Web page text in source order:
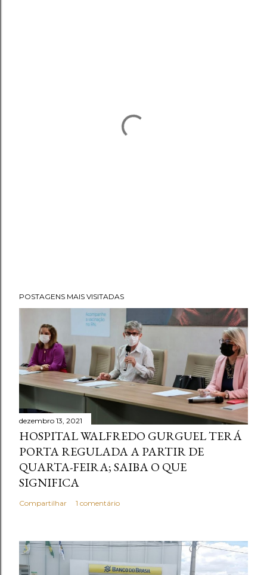
POSTAGENS MAIS VISITADAS
dezembro 13, 2021
HOSPITAL WALFREDO GURGUEL TERÁ
PORTA REGULADA A PARTIR DE
QUARTA-FEIRA; SAIBA O QUE
SIGNIFICA
Compartilhar 1 comentário